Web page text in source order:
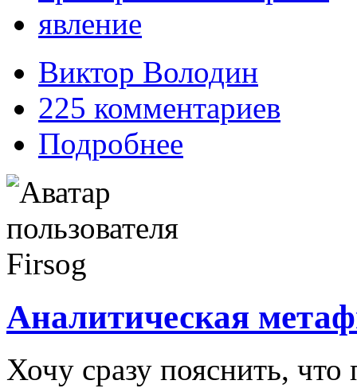
явление
Виктор Володин
225 комментариев
Подробнее
Аналитическая
Хочу сразу пояснить, что